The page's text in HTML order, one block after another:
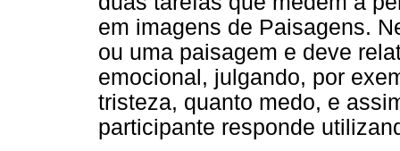
em imagens de Paisagens.
ou uma paisagem e deve
emocional, julgando, por
tristeza, quanto medo, e
participante responde